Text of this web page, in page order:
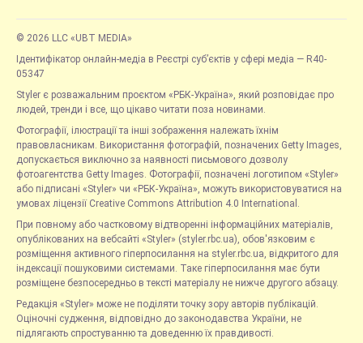
© 2026 LLC «UBT MEDIA»
Ідентифікатор онлайн-медіа в Реєстрі суб’єктів у сфері медіа — R40-
05347
Styler є розважальним проєктом «РБК-Україна», який розповідає про
людей, тренди і все, що цікаво читати поза новинами.
Фотографії, ілюстрації та інші зображення належать їхнім
правовласникам. Використання фотографій, позначених Getty Images,
допускається виключно за наявності письмового дозволу
фотоагентства Getty Images. Фотографії, позначені логотипом «Styler»
або підписані «Styler» чи «РБК-Україна», можуть використовуватися на
умовах ліцензії Creative Commons Attribution 4.0 International.
При повному або частковому відтворенні інформаційних матеріалів,
опублікованих на вебсайті «Styler» (styler.rbc.ua), обов'язковим є
розміщення активного гіперпосилання на styler.rbc.ua, відкритого для
індексації пошуковими системами. Таке гіперпосилання має бути
розміщене безпосередньо в тексті матеріалу не нижче другого абзацу.
Редакція «Styler» може не поділяти точку зору авторів публікацій.
Оціночні судження, відповідно до законодавства України, не
підлягають спростуванню та доведенню їх правдивості.